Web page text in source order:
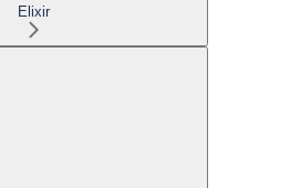
Elixir